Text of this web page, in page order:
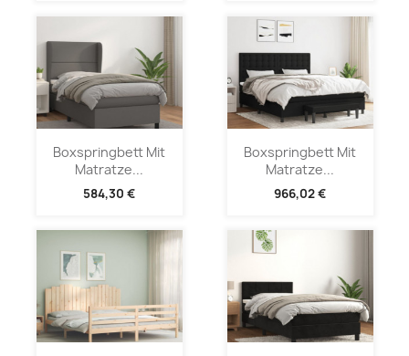
Boxspringbett Mit
Matratze...
584,30 €
Boxspringbett Mit
Matratze...
966,02 €